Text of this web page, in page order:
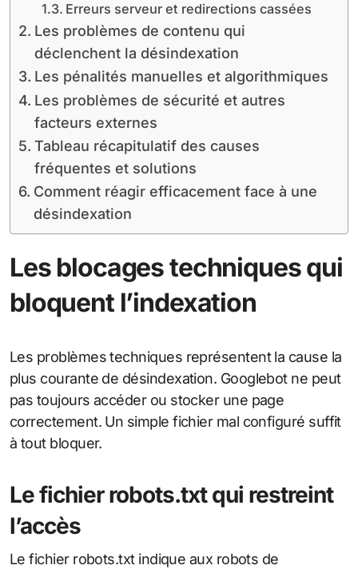
Erreurs serveur et redirections cassées
Les problèmes de contenu qui
déclenchent la désindexation
Les pénalités manuelles et algorithmiques
Les problèmes de sécurité et autres
facteurs externes
Tableau récapitulatif des causes
fréquentes et solutions
Comment réagir efficacement face à une
désindexation
Les blocages techniques qui
bloquent l’indexation
Les problèmes techniques représentent la cause la
plus courante de désindexation. Googlebot ne peut
pas toujours accéder ou stocker une page
correctement. Un simple fichier mal configuré suffit
à tout bloquer.
Le fichier robots.txt qui restreint
l’accès
Le fichier robots.txt indique aux robots de